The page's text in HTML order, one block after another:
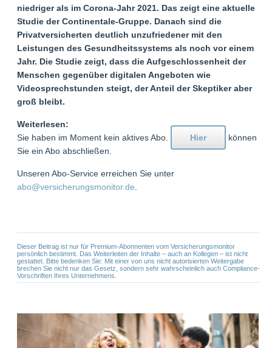
niedriger als im Corona-Jahr 2021. Das zeigt eine aktuelle
Studie der Continentale-Gruppe. Danach sind die
Privatversicherten deutlich unzufriedener mit den
Leistungen des Gesundheitssystems als noch vor einem
Jahr. Die Studie zeigt, dass die Aufgeschlossenheit der
Menschen gegenüber digitalen Angeboten wie
Videosprechstunden steigt, der Anteil der Skeptiker aber
groß bleibt.
Weiterlesen:
Sie haben im Moment kein aktives Abo.
Hier
können
Sie ein Abo abschließen.
Unseren Abo-Service erreichen Sie unter
abo@versicherungsmonitor.de
Dieser Beitrag ist nur für Premium-Abonnenten vom Versicherungsmonitor
persönlich bestimmt. Das Weiterleiten der Inhalte – auch an Kollegen – ist nicht
gestattet. Bitte bedenken Sie: Mit einer von uns nicht autorisierten Weitergabe
brechen Sie nicht nur das Gesetz, sondern sehr wahrscheinlich auch Compliance-
Vorschriften Ihres Unternehmens.